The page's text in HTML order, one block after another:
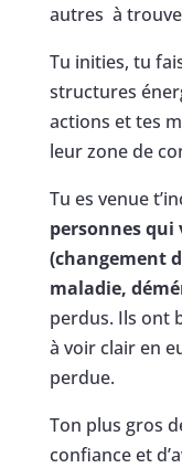
autres à
Tu inities, tu
structures
actions et tes
leur zone de
Tu es venue
personnes qui
(changement
maladie,
perdus. Ils ont
à voir clair en
perdue.
Ton plus gros
confiance et